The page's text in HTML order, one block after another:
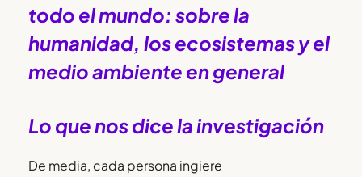
todo el mundo: sobre la
humanidad, los ecosistemas y el
medio ambiente en general
Lo que nos dice la investigación
De media, cada persona ingiere